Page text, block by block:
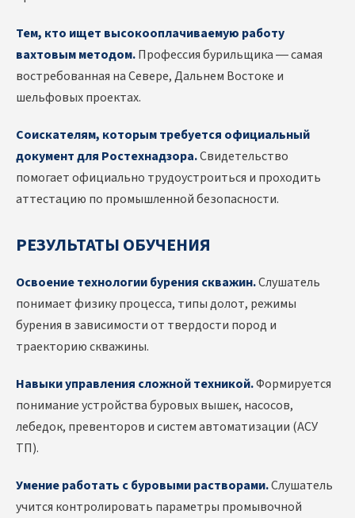
Тем, кто ищет высокооплачиваемую работу
вахтовым методом.Профессия бурильщика — самая
востребованная на Севере, Дальнем Востоке и
шельфовых проектах.
Соискателям, которым требуется официальный
документ для Ростехнадзора.Свидетельство
помогает официально трудоустроиться и проходить
аттестацию по промышленной безопасности.
РЕЗУЛЬТАТЫ ОБУЧЕНИЯ
Освоение технологии бурения скважин.Слушатель
понимает физику процесса, типы долот, режимы
бурения в зависимости от твердости пород и
траекторию скважины.
Навыки управления сложной техникой.Формируется
понимание устройства буровых вышек, насосов,
лебедок, превенторов и систем автоматизации (АСУ
ТП).
Умение работать с буровыми растворами.Слушатель
учится контролировать параметры промывочной